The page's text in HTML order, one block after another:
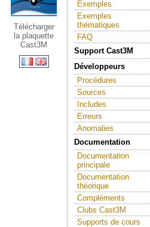
Télécharger
la plaquette
Cast3M
Exemples
Exemples
thématiques
FAQ
Support Cast3M
Développeurs
Procédures
Sources
Includes
Erreurs
Anomalies
Documentation
Documentation
principale
Documentation
théorique
Compléments
Clubs Cast3M
Supports de cours